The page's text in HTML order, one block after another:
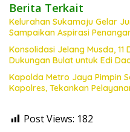
Berita Terkait
Kelurahan Sukamaju Gelar
Sampaikan Aspirasi
Konsolidasi Jelang Musda, 11
Dukungan Bulat untuk Edi
Kapolda Metro Jaya Pimpin
Kapolres, Tekankan
Post Views: 182